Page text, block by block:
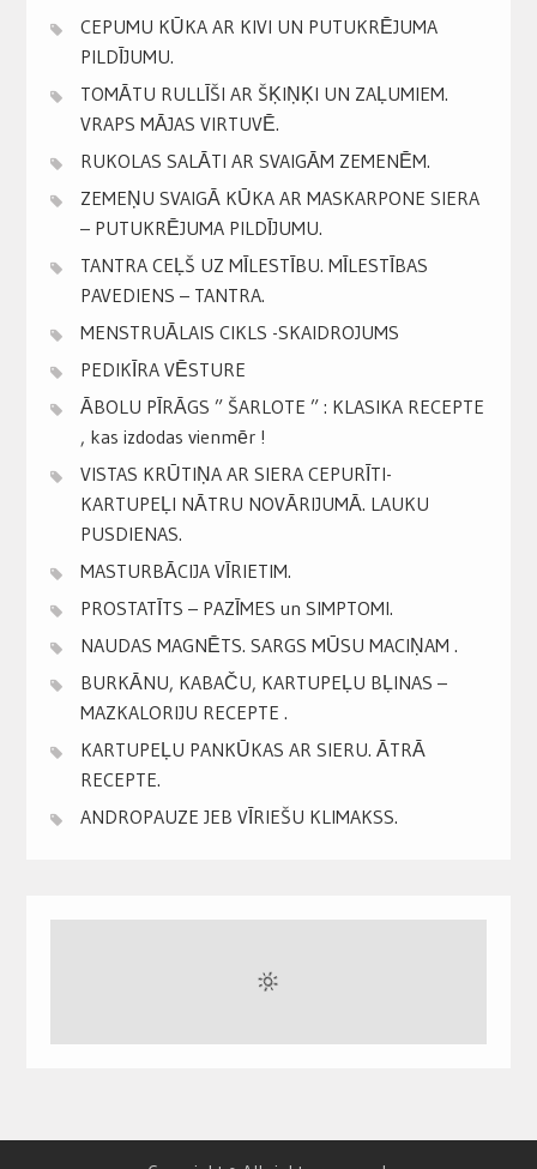
CEPUMU KŪKA AR KIVI UN PUTUKRĒJUMA
PILDĪJUMU.
TOMĀTU RULLĪŠI AR ŠĶIŅĶI UN ZAĻUMIEM.
VRAPS MĀJAS VIRTUVĒ.
RUKOLAS SALĀTI AR SVAIGĀM ZEMENĒM.
ZEMEŅU SVAIGĀ KŪKA AR MASKARPONE SIERA
– PUTUKRĒJUMA PILDĪJUMU.
TANTRA CEĻŠ UZ MĪLESTĪBU. MĪLESTĪBAS
PAVEDIENS – TANTRA.
MENSTRUĀLAIS CIKLS -SKAIDROJUMS
PEDIKĪRA VĒSTURE
ĀBOLU PĪRĀGS ” ŠARLOTE ” : KLASIKA RECEPTE
, kas izdodas vienmēr !
VISTAS KRŪTIŅA AR SIERA CEPURĪTI-
KARTUPEĻI NĀTRU NOVĀRIJUMĀ. LAUKU
PUSDIENAS.
MASTURBĀCIJA VĪRIETIM.
PROSTATĪTS – PAZĪMES un SIMPTOMI.
NAUDAS MAGNĒTS. SARGS MŪSU MACIŅAM .
BURKĀNU, KABAČU, KARTUPEĻU BĻINAS –
MAZKALORIJU RECEPTE .
KARTUPEĻU PANKŪKAS AR SIERU. ĀTRĀ
RECEPTE.
ANDROPAUZE JEB VĪRIEŠU KLIMAKSS.